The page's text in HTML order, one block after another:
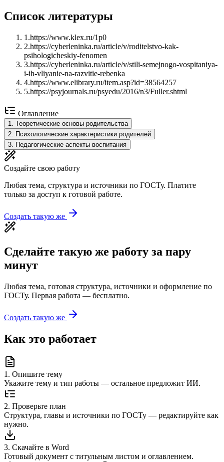
Список литературы
1 .https://www.klex.ru/1p0
2.https://cyberleninka.ru/article/v/roditelstvo-kak-
psihologicheskiy-fenomen
3.https://cyberleninka.ru/article/v/stili-semejnogo-vospitaniya-
i-ih-vliyanie-na-razvitie-rebenka
4.https://www.elibrary.ru/item.asp?id=38564257
5.https://psyjournals.ru/psyedu/2016/n3/Fuller.shtml
Оглавление
1. Теоретические основы родительства
2. Психологические характеристики родителей
3. Педагогические аспекты воспитания
Создайте свою работу
Любая тема, структура и источники по ГОСТу. Платите
только за доступ к готовой работе.
Создать такую же
Сделайте такую же работу за пару
минут
Любая тема, готовая структура, источники и оформление по
ГОСТу. Первая работа — бесплатно.
Создать такую же
Как это работает
1 . Опишите тему
Укажите тему и тип работы — остальное предложит ИИ.
2. Проверьте план
Структура, главы и источники по ГОСТу — редактируйте как
нужно.
3. Скачайте в Word
Готовый документ с титульным листом и оглавлением.